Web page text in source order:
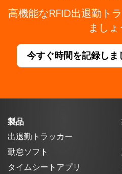
高機能なRFID出退勤ト
ましょ
今すぐ時間を記録しま
製品
出退勤トラッカー
勤怠ソフト
タイムシートアプリ